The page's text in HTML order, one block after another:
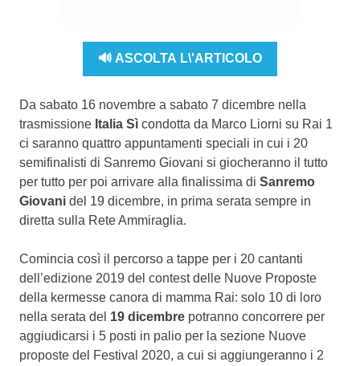
🔊 ASCOLTA L\'ARTICOLO
Da sabato 16 novembre a sabato 7 dicembre nella
trasmissione Italia Sì condotta da Marco Liorni su Rai 1
ci saranno quattro appuntamenti speciali in cui i 20
semifinalisti di Sanremo Giovani si giocheranno il tutto
per tutto per poi arrivare alla finalissima di Sanremo
Giovani del 19 dicembre, in prima serata sempre in
diretta sulla Rete Ammiraglia.
Comincia così il percorso a tappe per i 20 cantanti
dell’edizione 2019 del contest delle Nuove Proposte
della kermesse canora di mamma Rai: solo 10 di loro
nella serata del 19 dicembre potranno concorrere per
aggiudicarsi i 5 posti in palio per la sezione Nuove
proposte del Festival 2020, a cui si aggiungeranno i 2